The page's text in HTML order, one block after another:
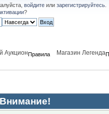
войдите или зарегистрируйтесь
?
АукционПравила Магазин Легенда
Внимание!